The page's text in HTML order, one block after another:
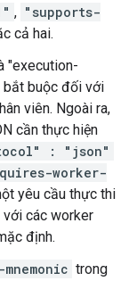
, "supports-
cả hai.
"execution-
bắt buộc đối với
viên. Ngoài ra,
cần thực hiện
: "json"
worker-
yêu cầu thực thi
các worker
định.
trong